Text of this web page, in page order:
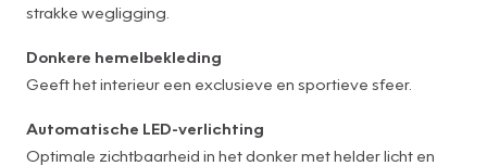
strakke wegligging.
Donkere hemelbekleding
Geeft het interieur een exclusieve en sportieve sfeer.
Automatische LED-verlichting
Optimale zichtbaarheid in het donker met helder licht en